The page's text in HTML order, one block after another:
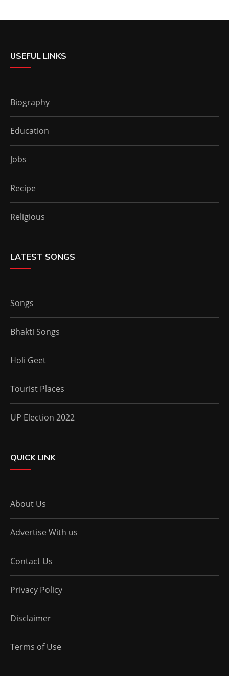
USEFUL LINKS
Biography
Education
Jobs
Recipe
Religious
LATEST SONGS
Songs
Bhakti Songs
Holi Geet
Tourist Places
UP Election 2022
QUICK LINK
About Us
Advertise With us
Contact Us
Privacy Policy
Disclaimer
Terms of Use